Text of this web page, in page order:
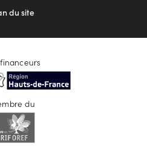
du site
du